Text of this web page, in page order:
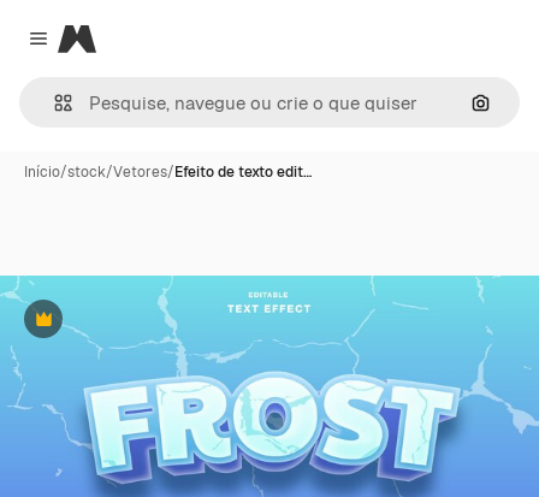
Close menu
Magnific
Início/stock/Vetores/Efeito de texto edit…
Premium